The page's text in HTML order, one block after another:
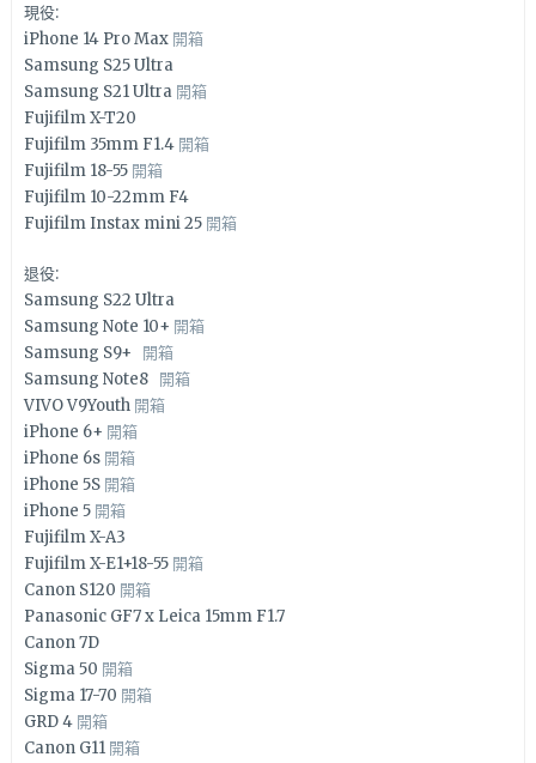
現役:
iPhone 14 Pro Max 開箱
Samsung S25 Ultra
Samsung S21 Ultra 開箱
Fujifilm X-T20
Fujifilm 35mm F1.4 開箱
Fujifilm 18-55 開箱
Fujifilm 10-22mm F4
Fujifilm Instax mini 25 開箱
退役:
Samsung S22 Ultra
Samsung Note 10+ 開箱
Samsung S9+ 開箱
Samsung Note8 開箱
VIVO V9Youth 開箱
iPhone 6+ 開箱
iPhone 6s 開箱
iPhone 5S 開箱
iPhone 5 開箱
Fujifilm X-A3
Fujifilm X-E1+18-55 開箱
Canon S120 開箱
Panasonic GF7 x Leica 15mm F1.7
Canon 7D
Sigma 50 開箱
Sigma 17-70 開箱
GRD 4 開箱
Canon G11 開箱